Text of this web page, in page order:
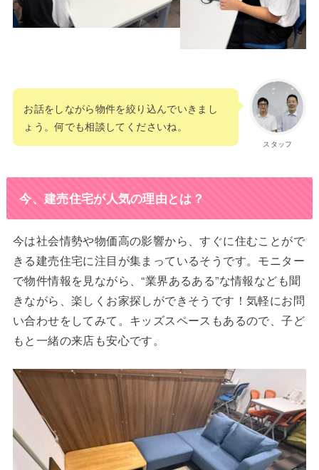
スタッフ
お話をしながら物件を絞り込んでいきまし
ょう。何でも相談してくださいね。
今、建売住宅が人気の理由とは？
今は社会情勢や物価高の影響から、すぐに住むことがで
きる建売住宅に注目が集まっているそうです。モニター
で物件情報を見ながら、“業界あるある”な情報なども聞
きながら、楽しくお家探しができそうです！気軽にお問
い合わせをしてみて。キッズスペースもあるので、子ど
もと一緒の来店も安心です。